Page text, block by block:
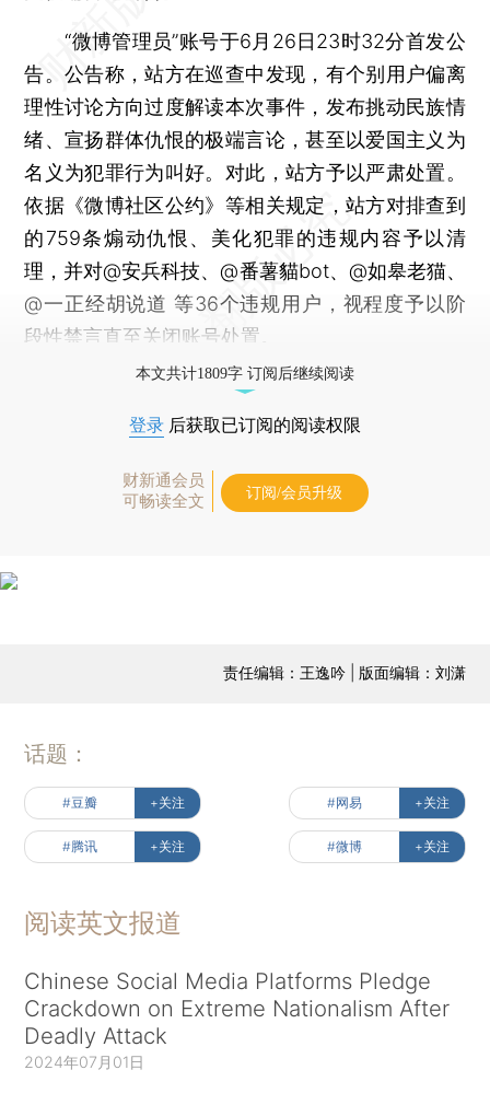
“微博管理员”账号于6月26日23时32分首发公
告。公告称，站方在巡查中发现，有个别用户偏离
理性讨论方向过度解读本次事件，发布挑动民族情
绪、宣扬群体仇恨的极端言论，甚至以爱国主义为
名义为犯罪行为叫好。对此，站方予以严肃处置。
依据《微博社区公约》等相关规定，站方对排查到
的759条煽动仇恨、美化犯罪的违规内容予以清
理，并对@安兵科技、@番薯貓bot、@如皋老猫、
@一正经胡说道 等36个违规用户，视程度予以阶
段性禁言直至关闭账号处置。
本文共计1809字 订阅后继续阅读
登录 后获取已订阅的阅读权限
财新通会员
可畅读全文
订阅/会员升级
责任编辑：王逸吟 | 版面编辑：刘潇
话题：
#豆瓣 +关注 #网易 +关注
#腾讯 +关注 #微博 +关注
阅读英文报道
Chinese Social Media Platforms Pledge
Crackdown on Extreme Nationalism After
Deadly Attack
2024年07月01日